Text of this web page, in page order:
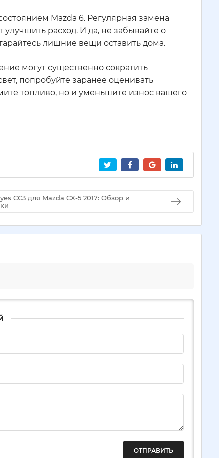
Mazda 6. Регулярная замена
расход. И да, не забывайте о
лишние вещи оставить дома.
могут существенно сократить
попробуйте заранее оценивать
топливо, но и уменьшите износ вашего
CC3 для Mazda CX-5 2017: Обзор и
ОТПРАВИТЬ